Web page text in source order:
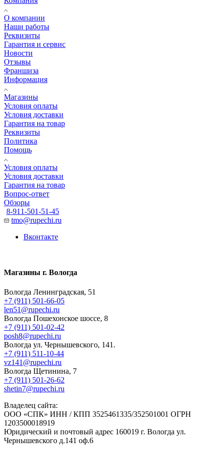
О компании
Наши работы
Реквизиты
Гарантия и сервис
Новости
Отзывы
Франшиза
Информация
Магазины
Условия оплаты
Условия доставки
Гарантия на товар
Реквизиты
Политика
Помощь
Условия оплаты
Условия доставки
Гарантия на товар
Вопрос-ответ
Обзоры
8-911-501-51-45
tmo@rupechi.ru
Вконтакте
Магазины г. Вологда
Вологда Ленинградская, 51
+7 (911) 501-66-05
len51@rupechi.ru
Вологда Пошехонское шоссе, 8
+7 (911) 501-02-42
posh8@rupechi.ru
Вологда ул. Чернышевского, 141.
+7 (911) 511-10-44
vz141@rupechi.ru
Вологда Щетинина, 7
+7 (911) 501-26-62
shetin7@rupechi.ru
Владелец сайта:
ООО «СПК» ИНН / КПП 3525461335/352501001 ОГРН
1203500018919
Юридический и почтовый адрес 160019 г. Вологда ул.
Чернышевского д.141 оф.6